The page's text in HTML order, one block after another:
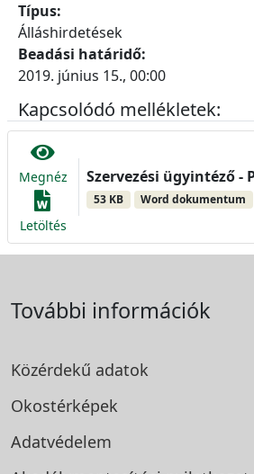
Típus:
Álláshirdetések
Beadási határidő:
2019. június 15., 00:00
Kapcsolódó mellékletek:
Megnéz
Letöltés
Szervezési ügyintéző -
53 KB Word dokumentum
További információk
Közérdekű adatok
Okostérképek
Adatvédelem